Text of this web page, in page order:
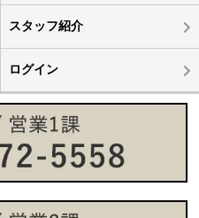
スタッフ紹介
ログイン